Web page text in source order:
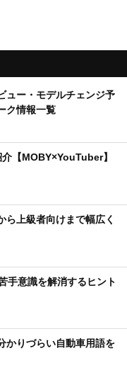
ュー・モデルチェンジ予
ク情報一覧
【MOBY×YouTuber】
ら上級者向けまで幅広く
手意識を解消するヒント
かりづらい自動車用語を